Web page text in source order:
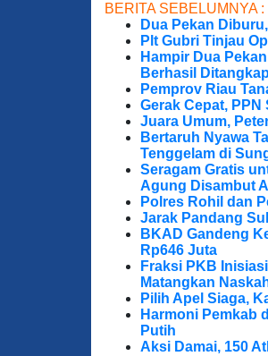
BERITA SEBELUMNYA :
Dua Pekan
Plt Gubri Tinjau
Hampir Dua
Berhasil
Pemprov Riau
Gerak Cepat,
Juara Umum,
Bertaruh Nyawa
Tenggelam di
Seragam Gratis
Agung Disambut
Polres Rohil dan
Jarak Pandang
BKAD Gandeng
Rp646 Juta
Fraksi PKB
Matangkan
Pilih Apel Siaga,
Harmoni Pemkab
Putih
Aksi Damai, 150